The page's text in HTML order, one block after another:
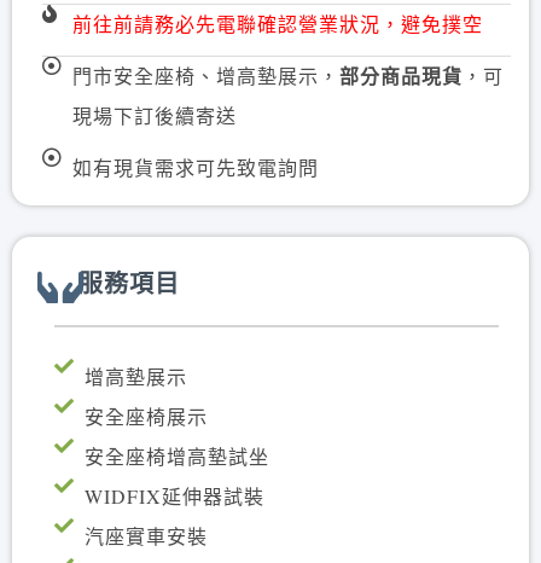
前往前請務必先電聯確認營業狀況，避免撲空
門市安全座椅、增高墊展示， 部分商品現貨 ，可
現場下訂後續寄送
如有現貨需求可先致電詢問
服務項目
增高墊展示
安全座椅展示
安全座椅增高墊試坐
WIDFIX延伸器試裝
汽座實車安裝